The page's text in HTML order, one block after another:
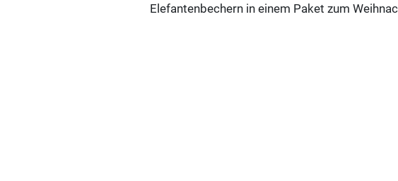
Elefantenbechern in einem Paket zum